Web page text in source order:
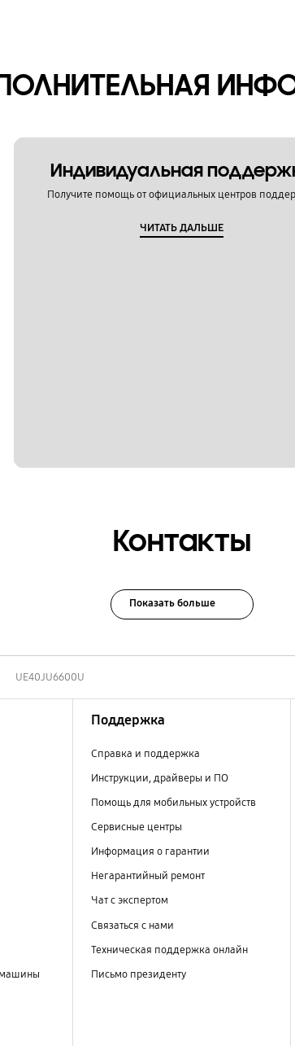
Индивидуальная
Получите помощь от официальных центров
ЧИТАТЬ ДАЛЬШЕ
Контакты
Показать больше
UE40JU6600U
Поддержка
Справка и поддержка
Инструкции, драйверы и ПО
Помощь для мобильных устройств
Сервисные центры
Информация о гарантии
Негарантийный ремонт
Чат с экспертом
Связаться с нами
Техническая поддержка онлайн
Письмо президенту